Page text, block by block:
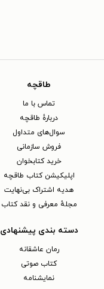
طاقچه
تماس با ما
دربارهٔ طاقچه
سوال‌های متداول
فروش سازمانی
خرید کتابخوان
اپلیکیشن کتاب طاقچه
هدیه اشتراک بی‌نهایت
مجلهٔ معرفی و نقد کتاب
دسته بندی پیشنهادی
رمان عاشقانه
کتاب‌ صوتی
نمایشنامه